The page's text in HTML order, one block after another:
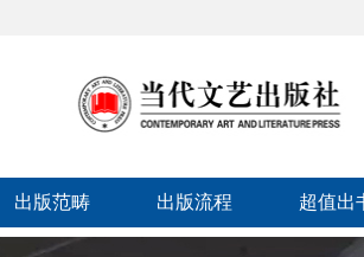
出版范畴 出版流程 超值出